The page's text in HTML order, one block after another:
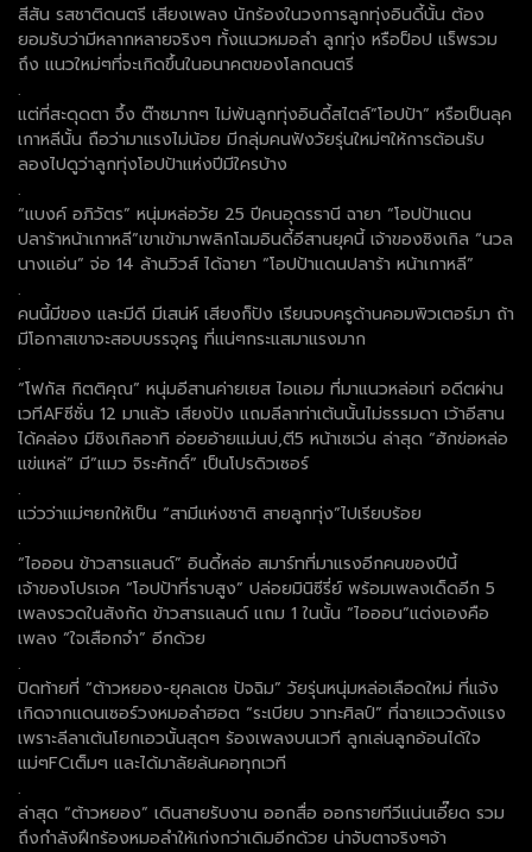
สีสัน รสชาติดนตรี เสียงเพลง นักร้องในวงการลูกทุ่งอินดี้นั้น ต้อง
ยอมรับว่ามีหลากหลายจริงๆ ทั้งแนวหมอลำ ลูกทุ่ง หรือป็อป แร็พรวม
ถึง แนวใหม่ๆที่จะเกิดขึ้นในอนาคตของโลกดนตรี
.
แต่ที่สะดุดตา จึ้ง ต๊าซมากๆ ไม่พ้นลูกทุ่งอินดี้สไตล์”โอปป้า” หรือเป็นลุค
เกาหลีนั้น ถือว่ามาแรงไม่น้อย มีกลุ่มคนฟังวัยรุ่นใหม่ๆให้การต้อนรับ
ลองไปดูว่าลูกทุ่งโอปป้าแห่งปีมีใครบ้าง
.
“แบงค์ อภิวัตร” หนุ่มหล่อวัย 25 ปีคนอุดรธานี ฉายา “โอปป้าแดน
ปลาร้าหน้าเกาหลี”เขาเข้ามาพลิกโฉมอินดี้อีสานยุคนี้ เจ้าของซิงเกิล “นวล
นางแอ่น” จ่อ 14 ล้านวิวส์ ได้ฉายา “โอปป้าแดนปลาร้า หน้าเกาหลี”
.
คนนี้มีของ และมีดี มีเสน่ห์ เสียงก็ปัง เรียนจบครูด้านคอมพิวเตอร์มา ถ้า
มีโอกาสเขาจะสอบบรรจุครู ที่แน่ๆกระแสมาแรงมาก
.
“โฟกัส กิตติคุณ” หนุ่มอีสานค่ายเยส ไอแอม ที่มาแนวหล่อเท่ อดีตผ่าน
เวทีAFซีซั่น 12 มาแล้ว เสียงปัง แถมลีลาท่าเต้นนั้นไม่ธรรมดา เว้าอีสาน
ได้คล่อง มีซิงเกิลอาทิ อ่อยอ้ายแม่นบ่,ตี5 หน้าเซเว่น ล่าสุด “ฮักข่อหล่อ
แข่แหล่” มี”แมว จิระศักดิ์” เป็นโปรดิวเซอร์
.
แว่วว่าแม่ๆยกให้เป็น “สามีแห่งชาติ สายลูกทุ่ง”ไปเรียบร้อย
.
“ไอออน ข้าวสารแลนด์” อินดี้หล่อ สมาร์ทที่มาแรงอีกคนของปีนี้
เจ้าของโปรเจค “โอปป้าที่ราบสูง” ปล่อยมินิซีรี่ย์ พร้อมเพลงเด็ดอีก 5
เพลงรวดในสังกัด ข้าวสารแลนด์ แถม 1 ในนั้น “ไอออน”แต่งเองคือ
เพลง “ใจเสือกจำ” อีกด้วย
.
ปิดท้ายที่ “ต้าวหยอง-ยุคลเดช ปัจฉิม” วัยรุ่นหนุ่มหล่อเลือดใหม่ ที่แจ้ง
เกิดจากแดนเซอร์วงหมอลำฮอต “ระเบียบ วาทะศิลป์” ที่ฉายแววดังแรง
เพราะลีลาเต้นโยกเอวนั้นสุดๆ ร้องเพลงบนเวที ลูกเล่นลูกอ้อนได้ใจ
แม่ๆFCเต็มๆ และได้มาลัยล้นคอทุกเวที
.
ล่าสุด “ต้าวหยอง” เดินสายรับงาน ออกสื่อ ออกรายทีวีแน่นเอี๊ยด รวม
ถึงกำลังฝึกร้องหมอลำให้เก่งกว่าเดิมอีกด้วย น่าจับตาจริงๆจ้า